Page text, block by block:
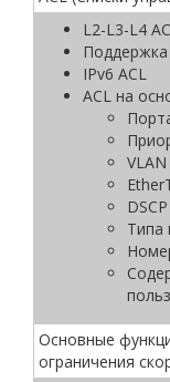
L2-L3-L4
Поддержка
IPv6 ACL
ACL на
DSCP
Типа
Основные
ограничения